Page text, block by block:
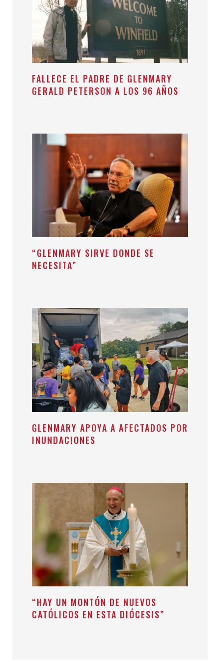
FALLECE EL PADRE DE GLENMARY
GERALD PETERSON A LOS 96 AÑOS
“GLENMARY SIRVE DONDE SE
NECESITA”
GLENMARY APOYA A AFECTADOS POR
INUNDACIONES
“HAY UN MONTÓN DE NUEVOS
CATÓLICOS EN ESTA DIÓCESIS”